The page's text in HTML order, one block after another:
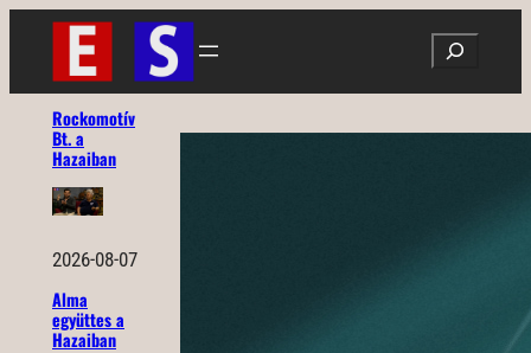
Ugrás
tartalomhoz
Search
Rockomotív
Bt. a
Hazaiban
2026-08-07
Alma
együttes a
Hazaiban